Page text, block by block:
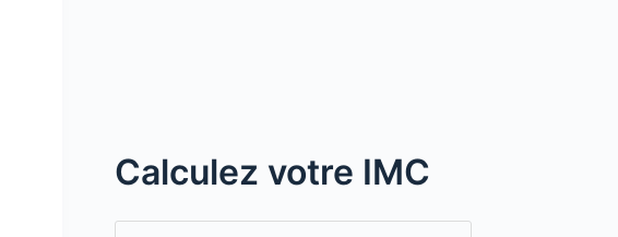
Calculez votre IMC